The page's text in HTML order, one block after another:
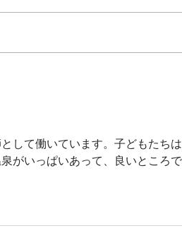
して働いています。子どもたち
がいっぱいあって、良いところ